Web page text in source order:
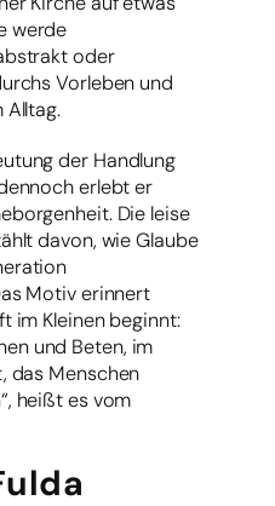
werde
oder
Vorleben und
Alltag.
der Handlung
erlebt er
Die leise
davon, wie Glaube
Motiv erinnert
im Kleinen beginnt:
und Beten, im
das Menschen
heißt es vom